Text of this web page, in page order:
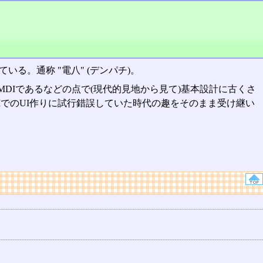
いる。通称 "電八" (デンパチ)。
であるなどの点で(現代的見地から見て)基本設計に古くさ
のUI作りに試行錯誤していた時代の趣をそのまま受け継い